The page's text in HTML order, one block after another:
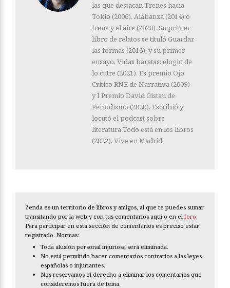
las que destacan Trenes hacia
Tokio (2006), Alabanza (2014) o
Irene y el aire (2020). Su primer
libro de relatos se tituló Guardar
las formas (2016), y su primer
ensayo, Vidas baratas: elogio de
lo cutre (2021). Es premio Ojo
Crítico RNE de Narrativa (2009)
y I Premio David Gistau de
Periodismo (2020). Escribió y
locutó el podcast sobre
literatura Todo está en los libros
(2022). Vive en Madrid.
Zenda es un territorio de libros y amigos, al que te puedes sumar
transitando por la web y con tus comentarios aquí o en el foro.
Para participar en esta sección de comentarios es preciso estar
registrado. Normas:
Toda alusión personal injuriosa será eliminada.
No está permitido hacer comentarios contrarios a las leyes
españolas o injuriantes.
Nos reservamos el derecho a eliminar los comentarios que
consideremos fuera de tema.